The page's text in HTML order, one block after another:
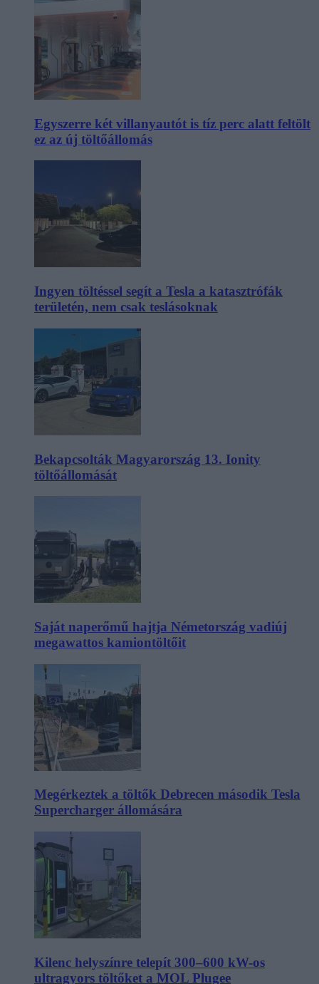
Egyszerre két villanyautót is tíz perc alatt feltölt
ez az új töltőállomás
Ingyen töltéssel segít a Tesla a katasztrófák
területén, nem csak teslásoknak
Bekapcsolták Magyarország 13. Ionity
töltőállomását
Saját naperőmű hajtja Németország vadiúj
megawattos kamiontöltőit
Megérkeztek a töltők Debrecen második Tesla
Supercharger állomására
Kilenc helyszínre telepít 300–600 kW-os
ultragyors töltőket a MOL Plugee